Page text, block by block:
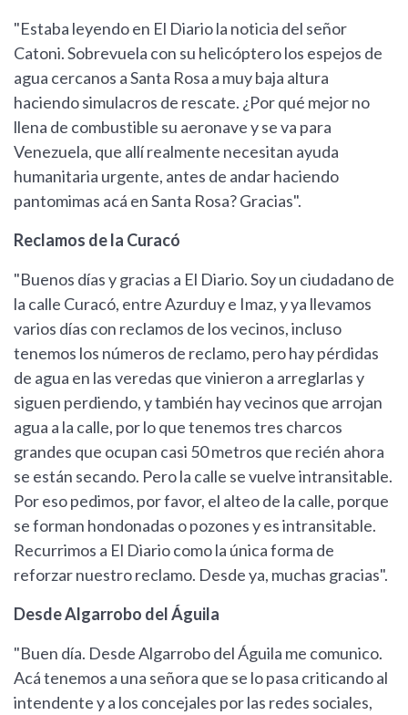
"Estaba leyendo en El Diario la noticia del señor
Catoni. Sobrevuela con su helicóptero los espejos de
agua cercanos a Santa Rosa a muy baja altura
haciendo simulacros de rescate. ¿Por qué mejor no
llena de combustible su aeronave y se va para
Venezuela, que allí realmente necesitan ayuda
humanitaria urgente, antes de andar haciendo
pantomimas acá en Santa Rosa? Gracias".
Reclamos de la Curacó
"Buenos días y gracias a El Diario. Soy un ciudadano de
la calle Curacó, entre Azurduy e Imaz, y ya llevamos
varios días con reclamos de los vecinos, incluso
tenemos los números de reclamo, pero hay pérdidas
de agua en las veredas que vinieron a arreglarlas y
siguen perdiendo, y también hay vecinos que arrojan
agua a la calle, por lo que tenemos tres charcos
grandes que ocupan casi 50 metros que recién ahora
se están secando. Pero la calle se vuelve intransitable.
Por eso pedimos, por favor, el alteo de la calle, porque
se forman hondonadas o pozones y es intransitable.
Recurrimos a El Diario como la única forma de
reforzar nuestro reclamo. Desde ya, muchas gracias".
Desde Algarrobo del Águila
"Buen día. Desde Algarrobo del Águila me comunico.
Acá tenemos a una señora que se lo pasa criticando al
intendente y a los concejales por las redes sociales,